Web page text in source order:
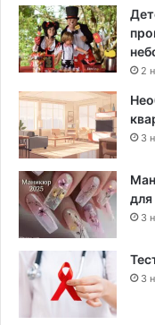
2
3
для
3
3